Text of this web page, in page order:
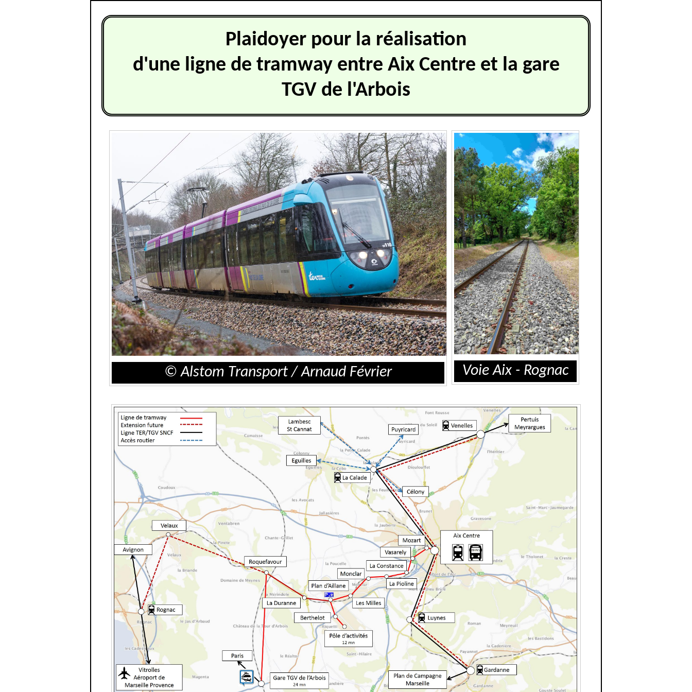
Plaidoyer pour la réalisation
d'une ligne de tramway entre Aix Centre et la gare
TGV de l'Arbois
© Alstom Transport / Arnaud Février Voie Aix - Rognac